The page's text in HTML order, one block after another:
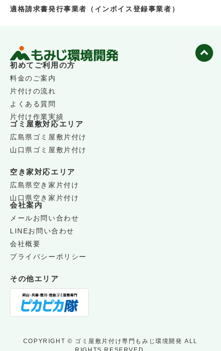
適格請求書発行事業者（インボイス登録事業者）
初めてご利用の方
料金のご案内
片付けの流れ
よくある質問
片付け作業実績
ゴミ屋敷対応エリア
広島県ゴミ屋敷片付け
山口県ゴミ屋敷片付け
空き家対応エリア
広島県空き家片付け
山口県空き家片付け
会社案内
メールお問い合わせ
LINEお問い合わせ
会社概要
プライバシーポリシー
その他エリア
COPYRIGHT © ゴミ屋敷片付け専門もみじ環境開発 ALL